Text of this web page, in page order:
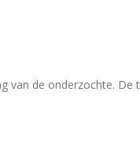
van de onderzochte.